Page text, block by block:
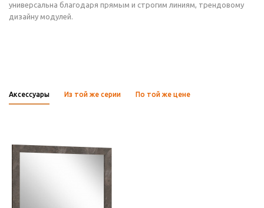
универсальна благодаря прямым и строгим линиям, трендовому
дизайну модулей.
Аксессуары Из той же серии По той же цене